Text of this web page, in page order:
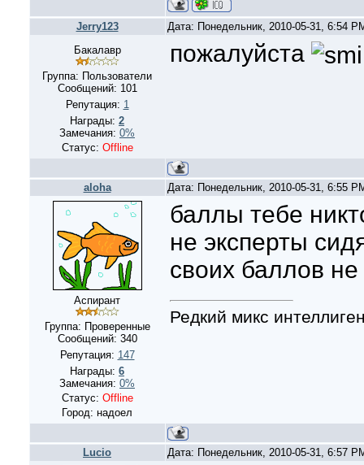
Jerry123
Дата: Понедельник, 2010-05-31, 6:54
Бакалавр
Группа: Пользователи
Сообщений: 101
Репутация: 1
Награды: 2
Замечания: 0%
Статус: Offline
пожалуйста
aloha Дата: Понедельник, 2010-05-31, 6:55
Аспирант
Группа: Проверенные
Сообщений: 340
Репутация: 147
Награды: 6
Замечания: 0%
Статус: Offline
Город: надоел
баллы тебе
не эксперты
своих баллов
Редкий микс
Lucio Дата: Понедельник, 2010-05-31, 6:57